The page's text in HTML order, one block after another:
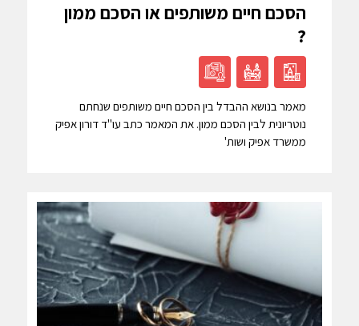
הסכם חיים משותפים או הסכם ממון
?
מאמר בנושא ההבדל בין הסכם חיים משותפים שנחתם
נוטריונית לבין הסכם ממון. את המאמר כתב עו"ד דורון אפיק
ממשרד אפיק ושות'